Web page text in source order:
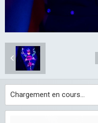
Chargement en cours...